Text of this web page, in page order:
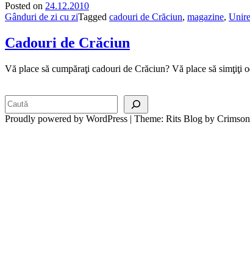
Posted on 24.12.2010
Gânduri de zi cu ziTagged cadouri de Crăciun, magazine,
Cadouri de Crăciun
Vă place să cumpăraţi cadouri de Crăciun? Vă place să simţiţi
Proudly powered by WordPress | Theme: Rits Blog by